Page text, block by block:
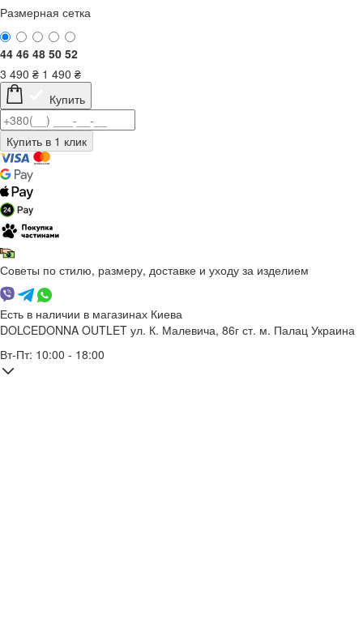
Размерная сетка
44 46 48 50 52
3 490 ₴ 1 490 ₴
Купить
Советы по стилю, размеру, доставке и уходу за изделием
Есть в наличии в магазинах Киева
DOLCEDONNA OUTLET ул. К. Малевича, 86г ст. м. Палац Украина
Вт-Пт: 10:00 - 18:00